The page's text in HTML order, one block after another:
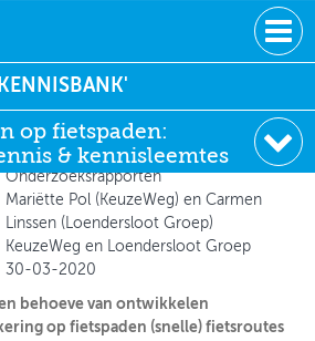
op fietspaden:
& kennisleemtes
fietspaden: Inventarisatie kennis
Onderzoeksrapporten
Mariëtte Pol (KeuzeWeg) en Carmen
Linssen (Loendersloot Groep)
KeuzeWeg en Loendersloot Groep
30-03-2020
behoeve van ontwikkelen
op fietspaden (snelle) fietsroutes